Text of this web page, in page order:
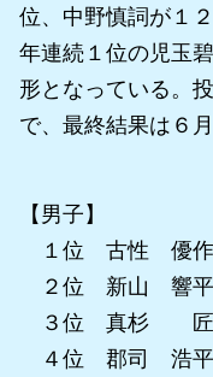
位、中野慎詞が１
年連続１位の児玉
形となっている。
で、最終結果は６
【男子】
１位 古性 優作
２位 新山 響平
３位 真杉 匠
４位 郡司 浩平